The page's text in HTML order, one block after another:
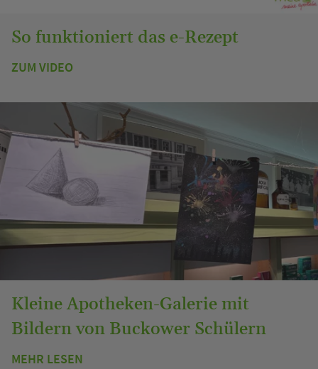
So funktioniert das e-Rezept
ZUM VIDEO
Kleine Apotheken-Galerie mit
Bildern von Buckower Schülern
MEHR LESEN